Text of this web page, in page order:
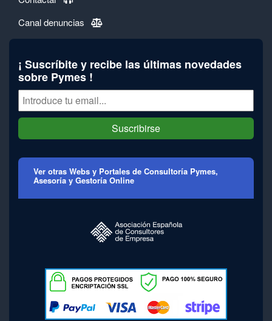
Canal denuncias
¡ Suscríbite y recibe las últimas novedades
sobre Pymes !
Suscribirse
Ver otras Webs y Portales de Consultoría Pymes,
Asesoría y Gestoría Online